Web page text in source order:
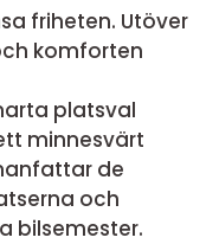
friheten. Utöver
komforten
platsval
minnesvärt
de
och
bilsemester.